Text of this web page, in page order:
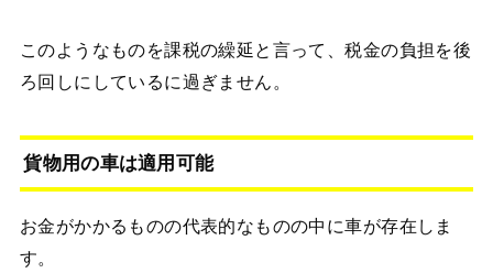
このようなものを課税の繰延と言って、税金の負担を後
ろ回しにしているに過ぎません。
貨物用の車は適用可能
お金がかかるものの代表的なものの中に車が存在しま
す。